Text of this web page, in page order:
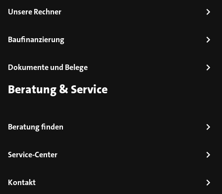
Unsere Rechner
Baufinanzierung
Dokumente und Belege
Beratung & Service
Beratung finden
Service-Center
Kontakt